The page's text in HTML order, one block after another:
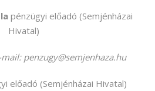
pénzügyi előadó (Semjénházai
Hivatal)
penzugy@semjenhaza.hu
előadó (Semjénházai Hivatal)